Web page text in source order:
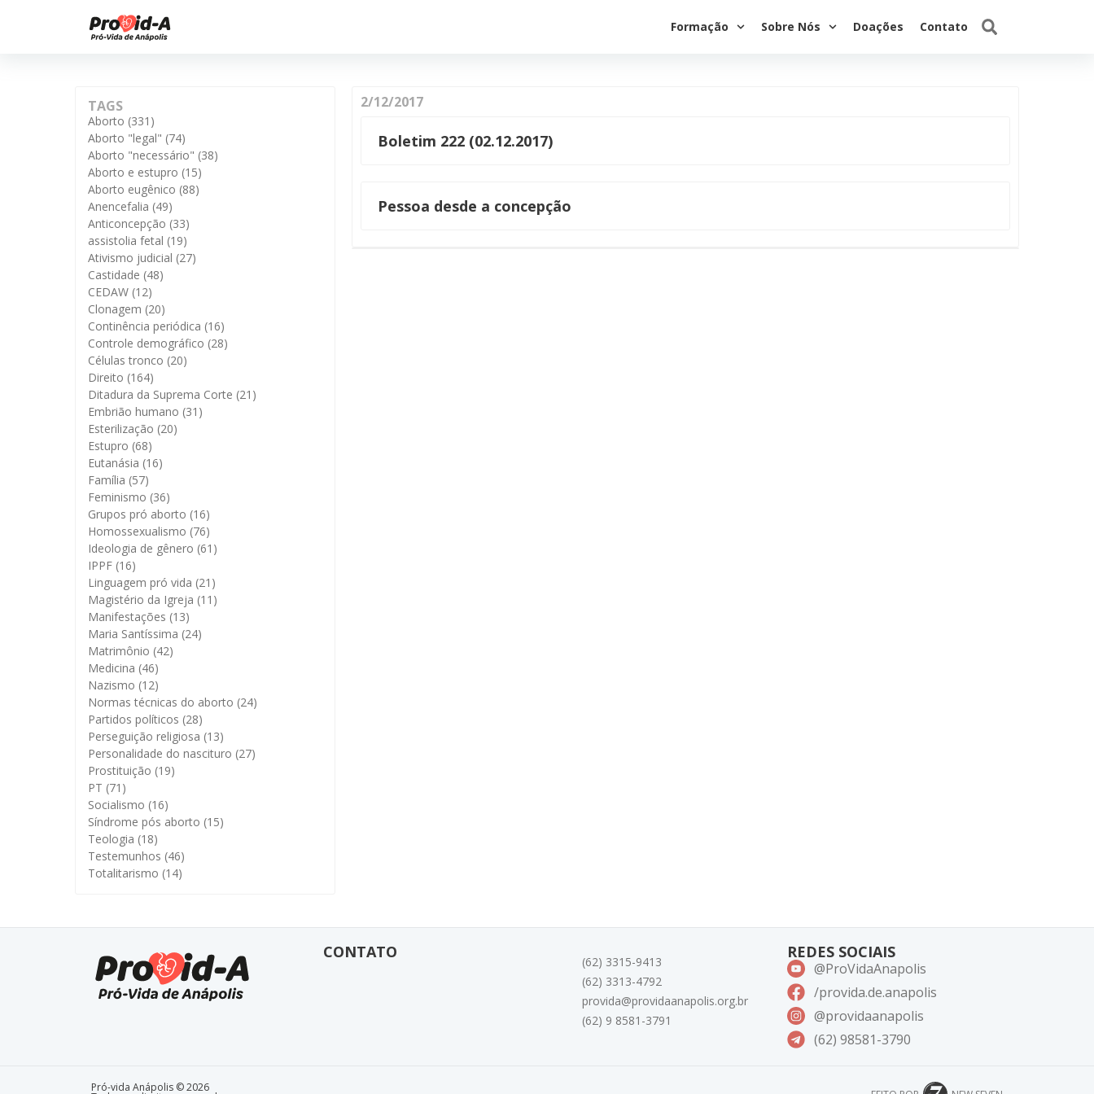
Formação Sobre Nós Doações Contato
TAGS
Aborto (331)
Aborto "legal" (74)
Aborto "necessário" (38)
Aborto e estupro (15)
Aborto eugênico (88)
Anencefalia (49)
Anticoncepção (33)
assistolia fetal (19)
Ativismo judicial (27)
Castidade (48)
CEDAW (12)
Clonagem (20)
Continência periódica (16)
Controle demográfico (28)
Células tronco (20)
Direito (164)
Ditadura da Suprema Corte (21)
Embrião humano (31)
Esterilização (20)
Estupro (68)
Eutanásia (16)
Família (57)
Feminismo (36)
Grupos pró aborto (16)
Homossexualismo (76)
Ideologia de gênero (61)
IPPF (16)
Linguagem pró vida (21)
Magistério da Igreja (11)
Manifestações (13)
Maria Santíssima (24)
Matrimônio (42)
Medicina (46)
Nazismo (12)
Normas técnicas do aborto (24)
Partidos políticos (28)
Perseguição religiosa (13)
Personalidade do nascituro (27)
Prostituição (19)
PT (71)
Socialismo (16)
Síndrome pós aborto (15)
Teologia (18)
Testemunhos (46)
Totalitarismo (14)
2/12/2017
Boletim 222 (02.12.2017)
Pessoa desde a concepção
CONTATO
(62) 3315-9413
(62) 3313-4792
provida@providaanapolis.org.br
(62) 9 8581-3791
REDES SOCIAIS
@ProVidaAnapolis
/provida.de.anapolis
@providaanapolis
(62) 98581-3790
Pró-vida Anápolis © 2026